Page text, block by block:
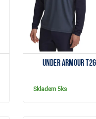
Under Armour
Skladem 5ks